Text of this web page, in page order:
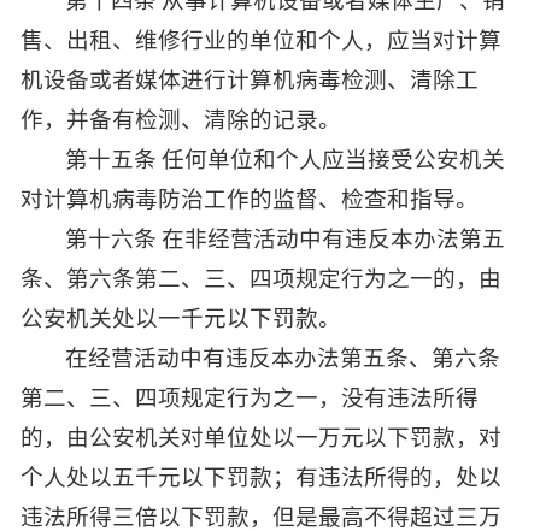
售、出租、维修行业的单位和个人，应当对计算
机设备或者媒体进行计算机病毒检测、清除工
作，并备有检测、清除的记录。
第十五条 任何单位和个人应当接受公安机关
对计算机病毒防治工作的监督、检查和指导。
第十六条 在非经营活动中有违反本办法第五
条、第六条第二、三、四项规定行为之一的，由
公安机关处以一千元以下罚款。
在经营活动中有违反本办法第五条、第六条
第二、三、四项规定行为之一，没有违法所得
的，由公安机关对单位处以一万元以下罚款，对
个人处以五千元以下罚款；有违法所得的，处以
违法所得三倍以下罚款，但是最高不得超过三万